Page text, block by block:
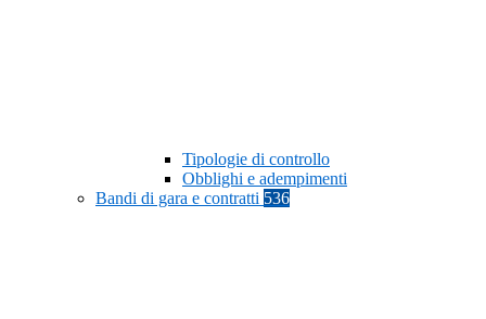
Tipologie di controllo
Obblighi e adempimenti
Bandi di gara e contratti 536